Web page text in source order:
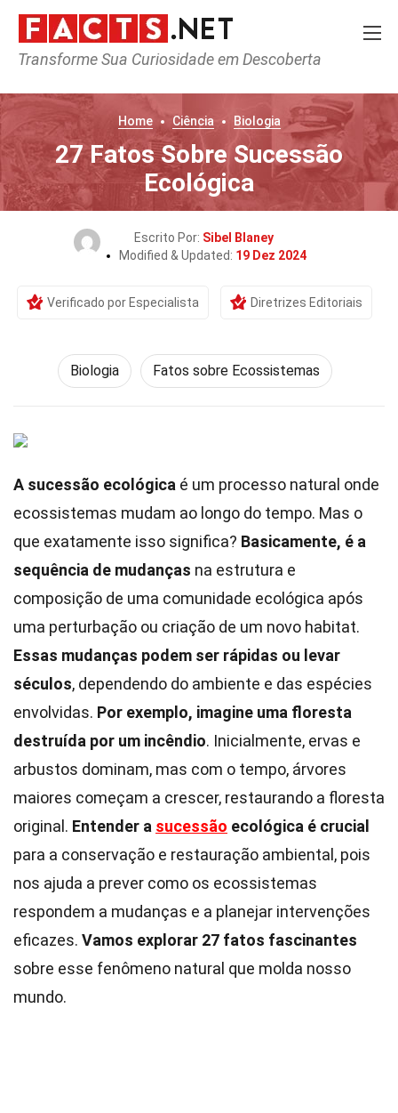
Transforme Sua Curiosidade em Descoberta
Home Ciência Biologia
27 Fatos Sobre Sucessão
Ecológica
Escrito Por: Sibel Blaney
Modified & Updated: 19 Dez 2024
Verificado por Especialista Diretrizes Editoriais
Biologia Fatos sobre Ecossistemas
A sucessão ecológica é um processo natural onde
ecossistemas mudam ao longo do tempo. Mas o
que exatamente isso significa? Basicamente, é a
sequência de mudanças na estrutura e
composição de uma comunidade ecológica após
uma perturbação ou criação de um novo habitat.
Essas mudanças podem ser rápidas ou levar
séculos, dependendo do ambiente e das espécies
envolvidas. Por exemplo, imagine uma floresta
destruída por um incêndio. Inicialmente, ervas e
arbustos dominam, mas com o tempo, árvores
maiores começam a crescer, restaurando a floresta
original. Entender a sucessão ecológica é crucial
para a conservação e restauração ambiental, pois
nos ajuda a prever como os ecossistemas
respondem a mudanças e a planejar intervenções
eficazes. Vamos explorar 27 fatos fascinantes
sobre esse fenômeno natural que molda nosso
mundo.